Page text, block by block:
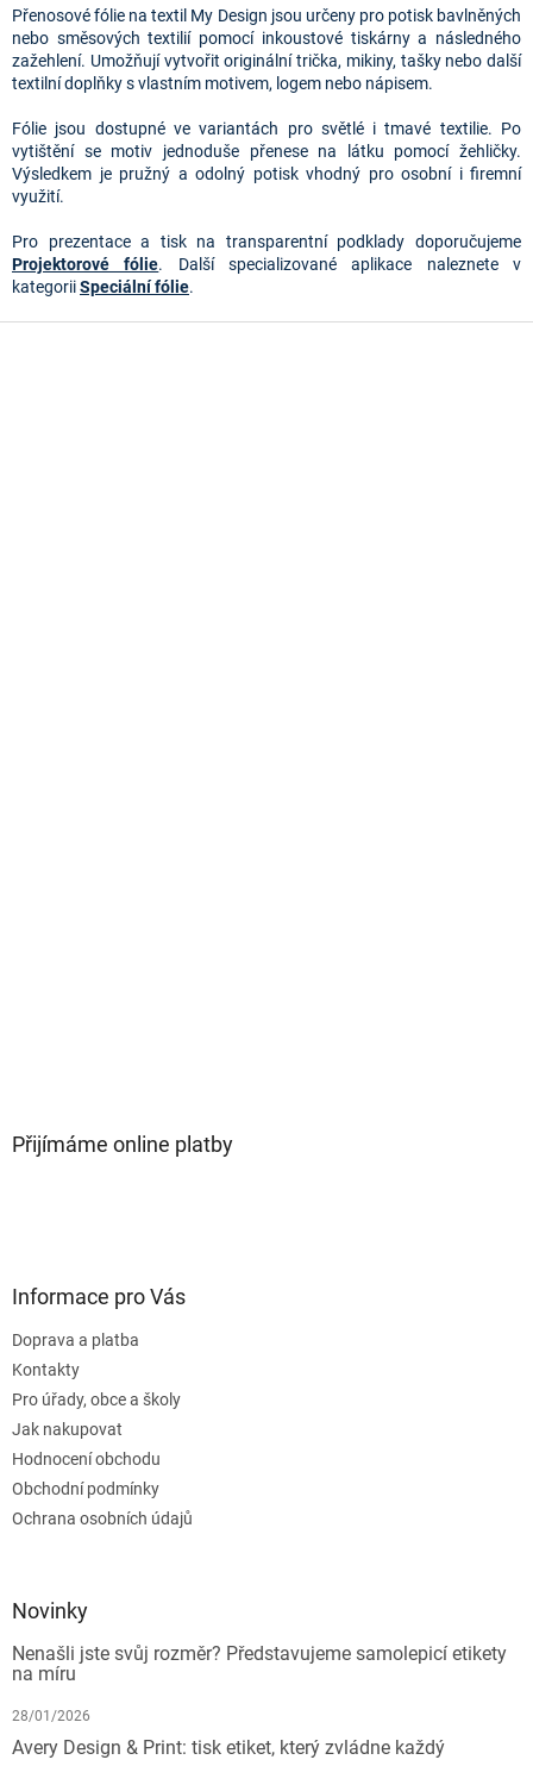
l
á
d
a
í
p
r
y
v
i
Přenosové fólie na textil My Design jsou určeny pro potisk bavlněných
nebo směsových textilií pomocí inkoustové tiskárny a následného
zažehlení. Umožňují vytvořit originální trička, mikiny, tašky nebo další
textilní doplňky s vlastním motivem, logem nebo nápisem.
Fólie jsou dostupné ve variantách pro světlé i tmavé textilie. Po
vytištění se motiv jednoduše přenese na látku pomocí žehličky.
Výsledkem je pružný a odolný potisk vhodný pro osobní i firemní
využití.
Pro prezentace a tisk na transparentní podklady doporučujeme
Projektorové fólie. Další specializované aplikace naleznete v
kategoriiSpeciální fólie.
Přijímáme online platby
Informace pro Vás
Doprava a platba
Kontakty
Pro úřady, obce a školy
Jak nakupovat
Hodnocení obchodu
Obchodní podmínky
Ochrana osobních údajů
Novinky
Nenašli jste svůj rozměr? Představujeme samolepicí etikety
na míru
28/01/2026
Avery Design & Print: tisk etiket, který zvládne každý